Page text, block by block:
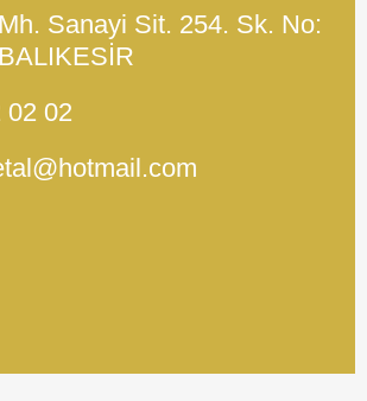
Sanayi Sit. 254. Sk. No:
02 02